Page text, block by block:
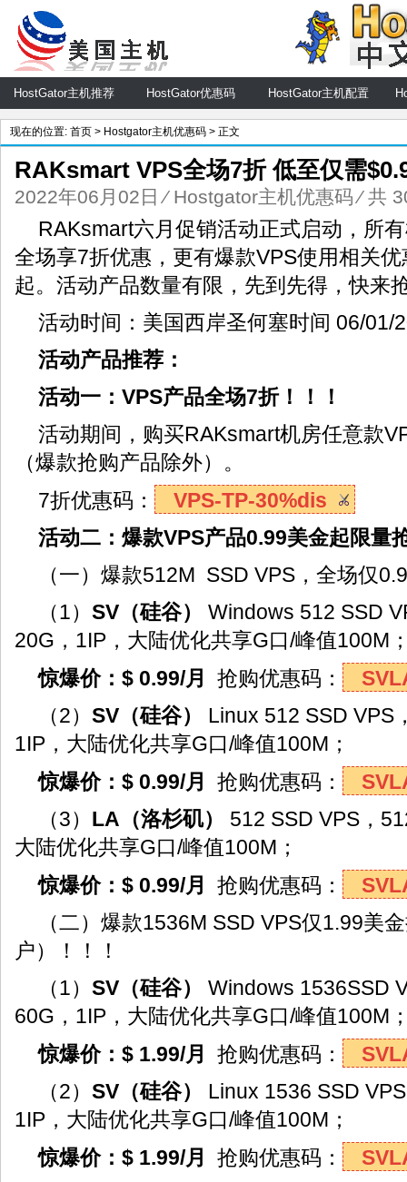
HostGator主机推荐 HostGator优惠码 HostGator主机配置
现在的位置: 首页 > Hostgator主机优惠码 > 正文
RAKsmart VPS全场7折 低至仅需
2022年06月02日 ⁄ Hostgator主机优惠码⁄ 共
RAKsmart六月促销活动正式启动，所
全场享7折优惠，更有爆款VPS使用相关
起。活动产品数量有限，先到先得，快来
活动时间：美国西岸圣何塞时间 06/01/
活动产品推荐：
活动一：VPS产品全场7折！！！
活动期间，购买RAKsmart机房任意款
（爆款抢购产品除外）。
7折优惠码：
VPS-TP-30%dis
活动二：爆款VPS产品0.99美金起限量
（一）爆款512M SSD VPS，全场仅
（1） SV （硅谷）
Windows 512 SSD
20G，1IP，大陆优化共享G口/峰值100M
惊爆价：$ 0.99/月 抢购优惠码：
（2） SV （硅谷）
Linux 512 SSD VPS
1IP，大陆优化共享G口/峰值100M；
惊爆价：$ 0.99/月 抢购优惠码：
（3） LA （洛杉矶）
512 SSD VPS，
大陆优化共享G口/峰值100M；
惊爆价：$ 0.99/月 抢购优惠码：
（二）爆款1536M SSD VPS仅1.99美
户）！！！
（1） SV （硅谷）
Windows 1536SSD
60G，1IP，大陆优化共享G口/峰值100M
惊爆价：$ 1.99/月 抢购优惠码：
（2） SV （硅谷）
Linux 1536 SSD
1IP，大陆优化共享G口/峰值100M；
惊爆价：$ 1.99/月 抢购优惠码：